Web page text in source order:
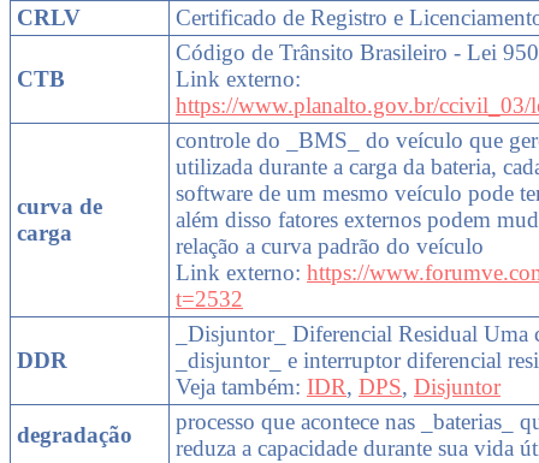
CRLV
Certificado de Registro e
CTB
Código de Trânsito Brasileiro - Lei
Link externo:
https://www.planalto.gov.br/ccivil_03/
curva de
carga
controle do _BMS_ do veículo que
utilizada durante a carga da bateria,
software de um mesmo veículo pode
além disso fatores externos podem
relação a curva padrão do veículo
Link externo: https://
t=2532
DDR
_Disjuntor_ Diferencial Residual Uma
_disjuntor_ e interruptor diferencial
Veja também: IDR, DPS, Disjuntor
degradação
processo que acontece nas _baterias_
reduza a capacidade durante sua vida